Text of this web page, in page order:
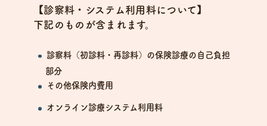
【診察料・システム利用料について】
下記のものが含まれます。
診察料（初診料・再診料）の保険診療の自己負担
部分
その他保険内費用
オンライン診療システム利用料